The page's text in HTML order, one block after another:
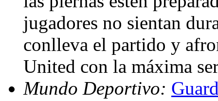
jugadores no sientan
conlleva el partido y
United con la máxima
Mundo Deportivo: